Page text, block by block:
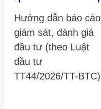
Hướng dẫn báo cáo
giám sát, đánh giá
đầu tư (theo Luật
đầu tư
TT44/2026/TT-BTC)